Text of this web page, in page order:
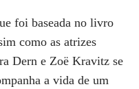
foi baseada no livro
como as atrizes
Dern e Zoë Kravitz se
a vida de um